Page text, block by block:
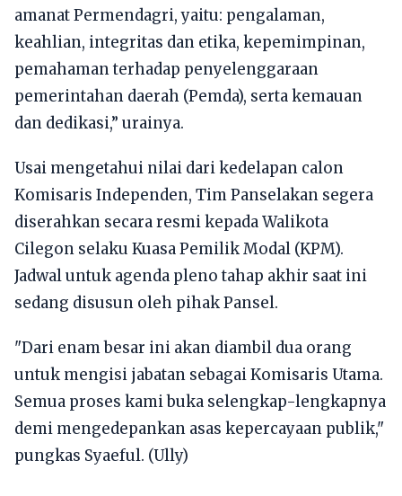
amanat Permendagri, yaitu: pengalaman,
keahlian, integritas dan etika, kepemimpinan,
pemahaman terhadap penyelenggaraan
pemerintahan daerah (Pemda), serta kemauan
dan dedikasi,” urainya.
Usai mengetahui nilai dari kedelapan calon
Komisaris Independen, Tim Panselakan segera
diserahkan secara resmi kepada Walikota
Cilegon selaku Kuasa Pemilik Modal (KPM).
Jadwal untuk agenda pleno tahap akhir saat ini
sedang disusun oleh pihak Pansel.
"Dari enam besar ini akan diambil dua orang
untuk mengisi jabatan sebagai Komisaris Utama.
Semua proses kami buka selengkap-lengkapnya
demi mengedepankan asas kepercayaan publik,"
pungkas Syaeful. (Ully)